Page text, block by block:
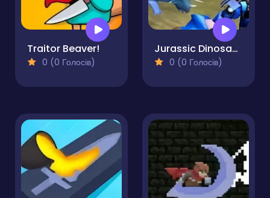
Traitor Beaver!
0 (0 Голосів)
Jurassic Dinosaur Mech Battle
0 (0 Голосів)